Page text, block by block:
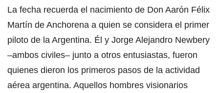
La fecha recuerda el nacimiento de Don Aarón Félix
Martín de Anchorena a quien se considera el primer
piloto de la Argentina. Él y Jorge Alejandro Newbery
–ambos civiles– junto a otros entusiastas, fueron
quienes dieron los primeros pasos de la actividad
aérea argentina. Aquellos hombres visionarios